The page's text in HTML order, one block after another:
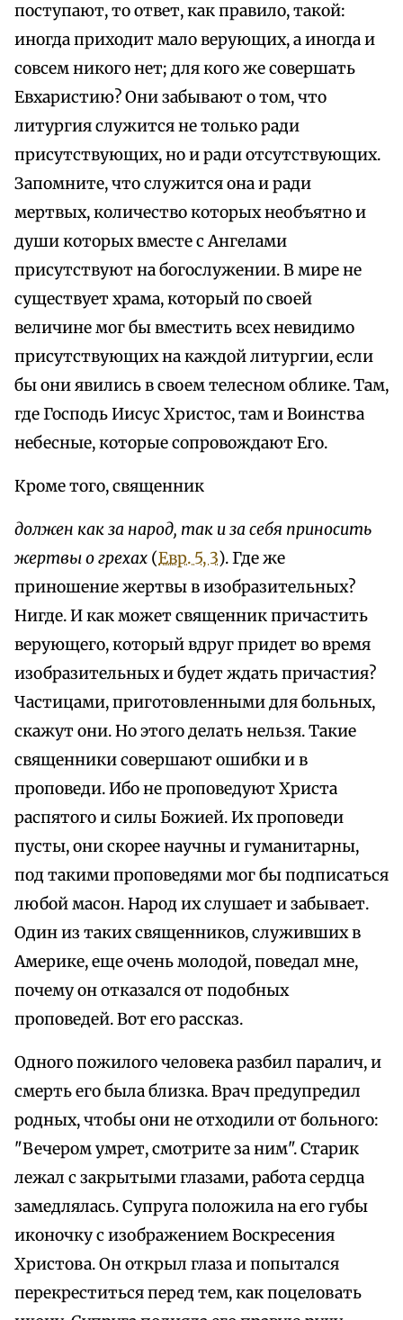
поступают, то ответ, как правило, такой:
иногда приходит мало верующих, а иногда и
совсем никого нет; для кого же совершать
Евхаристию? Они забывают о том, что
литургия служится не только ради
присутствующих, но и ради отсутствующих.
Запомните, что служится она и ради
мертвых, количество которых необъятно и
души которых вместе с Ангелами
присутствуют на богослужении. В мире не
существует храма, который по своей
величине мог бы вместить всех невидимо
присутствующих на каждой литургии, если
бы они явились в своем телесном облике. Там,
где Господь Иисус Христос, там и Воинства
небесные, которые сопровождают Его.
Кроме того, священник
должен как за народ, так и за себя приносить
жертвы о грехах (Евр. 5, 3). Где же
приношение жертвы в изобразительных?
Нигде. И как может священник причастить
верующего, который вдруг придет во время
изобразительных и будет ждать причастия?
Частицами, приготовленными для больных,
скажут они. Но этого делать нельзя. Такие
священники совершают ошибки и в
проповеди. Ибо не проповедуют Христа
распятого и силы Божией. Их проповеди
пусты, они скорее научны и гуманитарны,
под такими проповедями мог бы подписаться
любой масон. Народ их слушает и забывает.
Один из таких священников, служивших в
Америке, еще очень молодой, поведал мне,
почему он отказался от подобных
проповедей. Вот его рассказ.
Одного пожилого человека разбил паралич, и
смерть его была близка. Врач предупредил
родных, чтобы они не отходили от больного:
"Вечером умрет, смотрите за ним". Старик
лежал с закрытыми глазами, работа сердца
замедлялась. Супруга положила на его губы
иконочку с изображением Воскресения
Христова. Он открыл глаза и попытался
перекреститься перед тем, как поцеловать